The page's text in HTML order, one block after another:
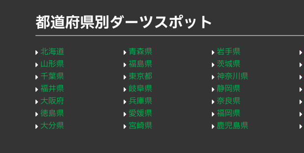
都道府県別ダーツスポット
北海道 青森県 岩手県
山形県
福島県 茨城県
千葉県
東京都 神奈川県
福井県
岐阜県 静岡県
大阪府
兵庫県 奈良県
徳島県
愛媛県 福岡県
大分県
宮崎県 鹿児島県